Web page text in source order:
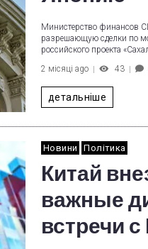
Министерство финансов
разрешающую сделки по
российского проекта
2 місяці ago
43
детальніше
Новини Політика
Китай
важные
встречи с